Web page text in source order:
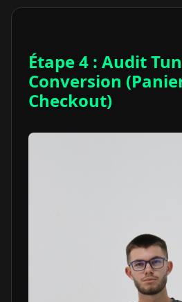
Étape 4 : Audit
Conversion
Checkout)